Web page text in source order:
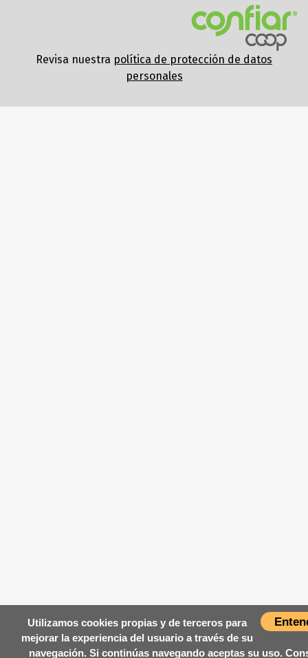
Utilizamos cookies propias y de terceros para
mejorar la experiencia del usuario a través de su
navegación. Si continúas navegando aceptas su uso.
Revisa nuestra política de protección de datos
personales